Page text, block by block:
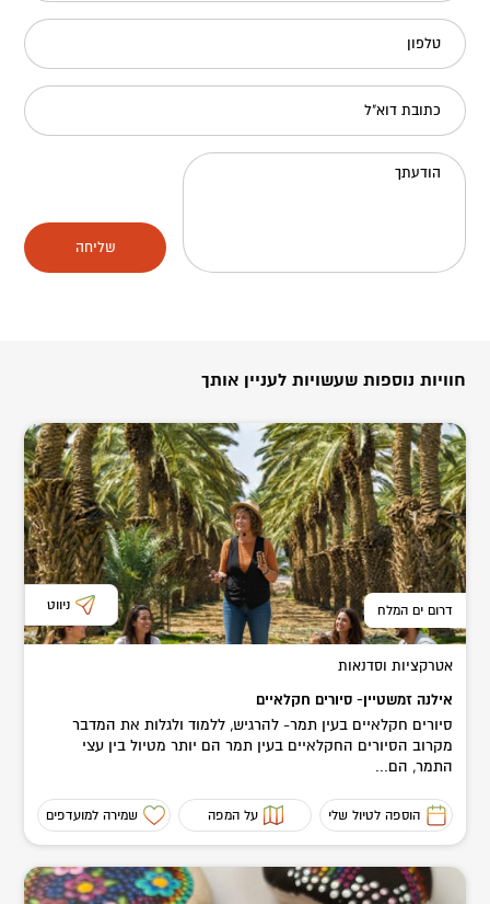
טלפון
כתובת דוא"ל
הודעתך
שליחה
חוויות נוספות שעשויות לעניין אותך
דרום ים המלח ניווט
אטרקציות וסדנאות
אילנה זמשטיין- סיורים חקלאיים
סיורים חקלאיים בעין תמר- להרגיש, ללמוד ולגלות את המדבר
מקרוב הסיורים החקלאיים בעין תמר הם יותר מטיול בין עצי
התמר, הם...
הוספה לטיול שלי על המפה שמירה למועדפים